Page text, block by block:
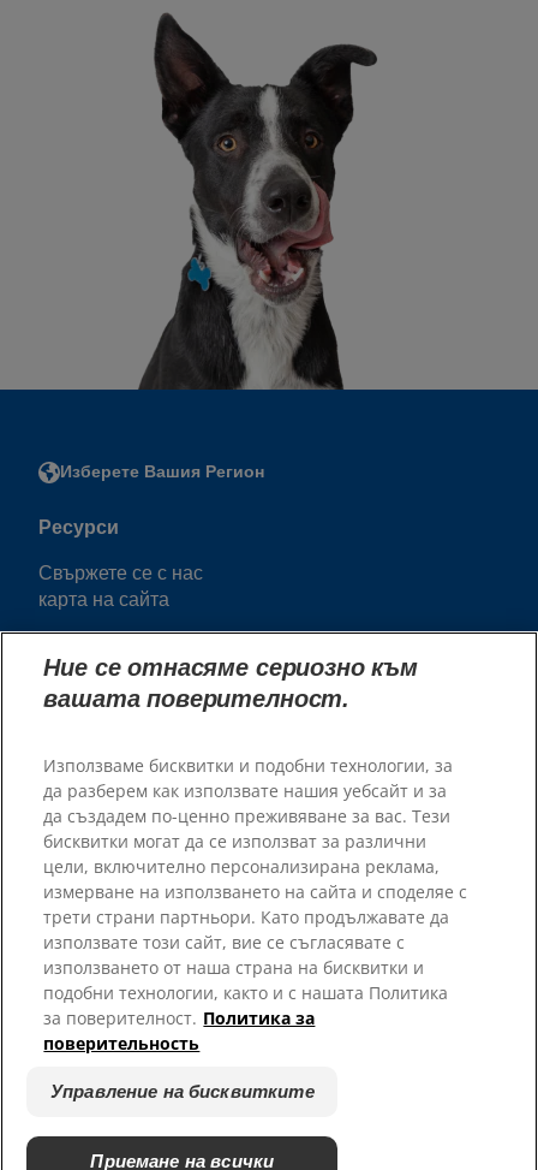
Изберете Вашия Регион
Ресурси
Свържете се с нас
карта на сайта
Нашите сайтове
Кариери
© 2025 Hill's Pet Nutrition, Inc.
Всички права запазени.
Условия за ползване
Правна и Политика за
Правно Изявление
Ние се отнасяме сериозно към
вашата поверителност.
Използваме бисквитки и подобни технологии, за
да разберем как използвате нашия уебсайт и за
да създадем по-ценно преживяване за вас. Тези
бисквитки могат да се използват за различни
цели, включително персонализирана реклама,
измерване на използването на сайта и споделяе с
трети страни партньори. Като продължавате да
използвате този сайт, вие се съгласявате с
използването от наша страна на бисквитки и
подобни технологии, както и с нашата Политика
за поверителност. Политика за
поверительность
Управление на бисквитките
Приемане на всички